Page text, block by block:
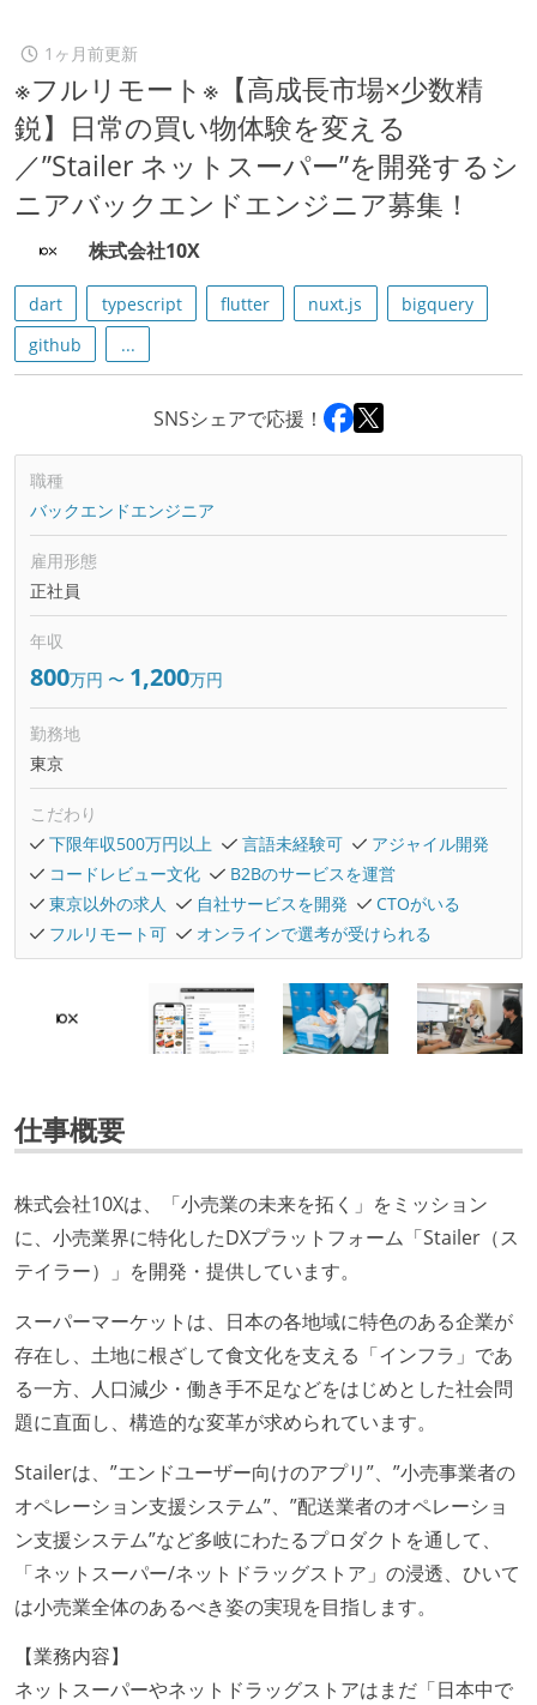
1ヶ月前更新
※フルリモート※【高成長市場×少数精
鋭】日常の買い物体験を変える
／”Stailer ネットスーパー”を開発するシ
ニアバックエンドエンジニア募集！
株式会社10X
dart typescript flutter nuxt.js
bigquery
github
...
SNSシェアで応援！
職種
バックエンドエンジニア
雇用形態
正社員
年収
800万円 〜 1,200万円
勤務地
東京
こだわり
下限年収500万円以上
言語未経験可
アジャイル開発
コードレビュー文化
B2Bのサービスを運営
東京以外の求人
自社サービスを開発
CTOがいる
フルリモート可
オンラインで選考が受けられる
仕事概要
株式会社10Xは、「小売業の未来を拓く」をミッション
に、小売業界に特化したDXプラットフォーム「Stailer（ス
テイラー）」を開発・提供しています。
スーパーマーケットは、日本の各地域に特色のある企業が
存在し、土地に根ざして食文化を支える「インフラ」であ
る一方、人口減少・働き手不足などをはじめとした社会問
題に直面し、構造的な変革が求められています。
Stailerは、”エンドユーザー向けのアプリ”、”小売事業者の
オペレーション支援システム”、”配送業者のオペレーショ
ン支援システム”など多岐にわたるプロダクトを通して、
「ネットスーパー/ネットドラッグストア」の浸透、ひいて
は小売業全体のあるべき姿の実現を目指します。
【業務内容】
ネットスーパーやネットドラッグストアはまだ「日本中で